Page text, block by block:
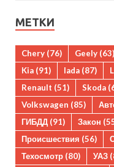
МЕТКИ
Chery (76) Geely (63)
Kia (91) lada (87)
Renault (51) Skoda
Volkswagen (85)
ГИБДД (91) Закон
Происшествия (56)
Техосмотр (80) УАЗ